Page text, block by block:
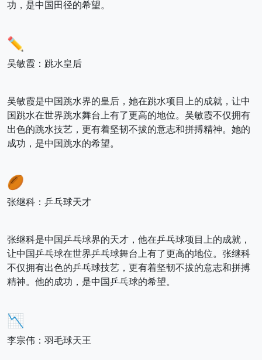
功，是中国田径的希望。
✏️
吴敏霞：跳水皇后
吴敏霞是中国跳水界的皇后，她在跳水项目上的成就，让中
国跳水在世界跳水舞台上有了更高的地位。吴敏霞不仅拥有
出色的跳水技艺，更有着坚韧不拔的意志和拼搏精神。她的
成功，是中国跳水的希望。
🏉
张继科：乒乓球天才
张继科是中国乒乓球界的天才，他在乒乓球项目上的成就，
让中国乒乓球在世界乒乓球舞台上有了更高的地位。张继科
不仅拥有出色的乒乓球技艺，更有着坚韧不拔的意志和拼搏
精神。他的成功，是中国乒乓球的希望。
📉
李宗伟：羽毛球天王